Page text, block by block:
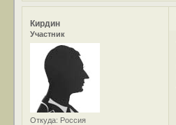
Кирдин
Участник
Откуда: Россия